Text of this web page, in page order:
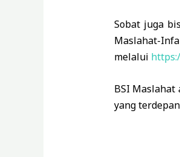
Sobat juga
Maslahat-
melalui
BSI Maslahat
yang